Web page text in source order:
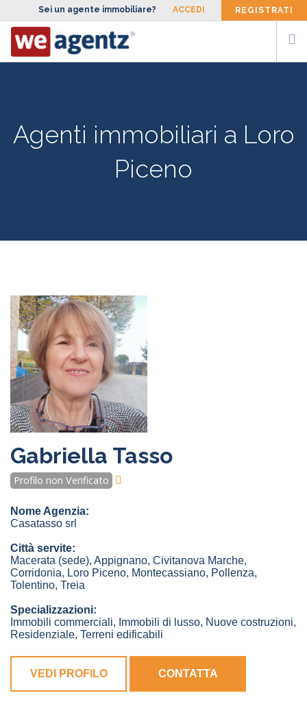
Sei un agente immobiliare? ACCEDI REGISTRATI
FACCIAMO
Agenti immobiliari a Loro
Piceno
Gabriella Tasso
Profilo non Verificato
Nome Agenzia:
Casatasso srl
Città servite:
Macerata (sede), Appignano, Civitanova Marche,
Corridonia, Loro Piceno, Montecassiano, Pollenza,
Tolentino, Treia
Specializzazioni:
Immobili commerciali, Immobili di lusso, Nuove costruzioni,
Residenziale, Terreni edificabili
VEDI PROFILO CONTATTA